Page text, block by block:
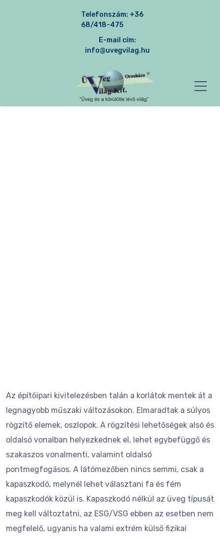
Telefonszám: +36
68/418-475
E-mail cím:
info@uvegvilag.hu
Az építőipari kivitelezésben talán a korlátok mentek át a
legnagyobb műszaki változásokon. Elmaradtak a súlyos
rögzítő elemek, oszlopok. A rögzítési lehetőségek alsó és
oldalsó vonalban helyezkednek el, lehet egybefüggő és
szakaszos vonalmenti, valamint oldalsó
pontmegfogásos. A látómezőben nincs semmi, csak a
kapaszkodó, melynél lehet választani fa és fém
kapaszkodók közül is. Kapaszkodó nélkül az üveg típusát
meg kell változtatni, az ESG/VSG ebben az esetben nem
megfelelő, ugyanis ha valami extrém külső fizikai